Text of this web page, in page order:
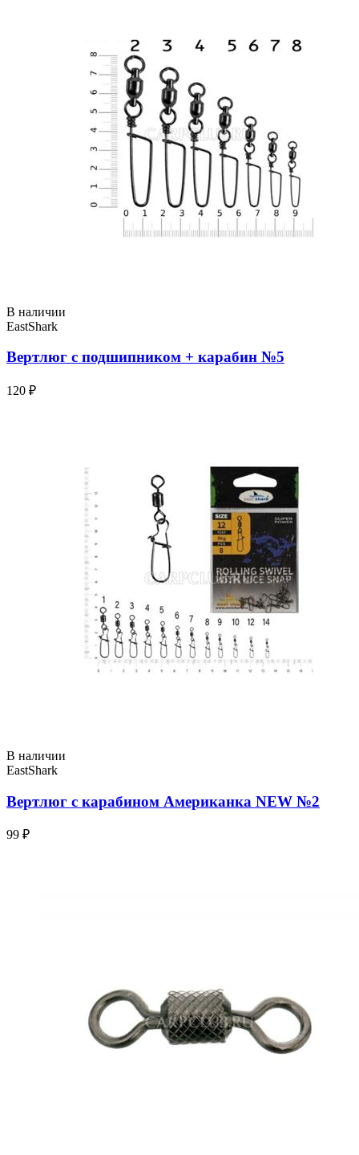
В наличии
EastShark
Вертлюг с подшипником + карабин №5
120 ₽
В наличии
EastShark
Вертлюг с карабином Американка NEW №2
99 ₽